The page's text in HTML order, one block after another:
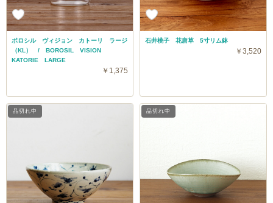
ボロシル ヴィジョン カトーリ ラージ
（KL） / BOROSIL VISION
KATORIE LARGE
￥1,375
石井桃子 花唐草 5寸リム鉢
￥3,520
品切れ中 品切れ中